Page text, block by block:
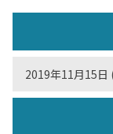
2019年11月15日